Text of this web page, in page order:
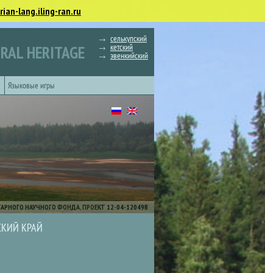
lang.iling-ran.ru
HERITAGE
селькупский
кетский
эвенкийский
Языковые игры
НАУЧНОГО ФОНДА, ПРОЕКТ 12-04-12049В
КРАЙ